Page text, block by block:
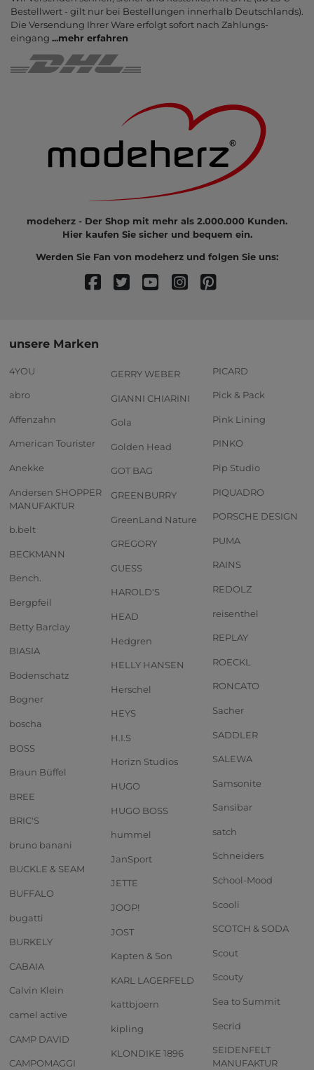
Bestell­wert - gilt nur bei Bestel­lungen inner­halb Deutsch­lands).
Die Ver­sendung Ihrer Ware er­folgt sofort nach Zahlungs­
eingang ...mehr erfahren
modeherz - Der Shop mit mehr als 2.000.000 Kunden.
Hier kaufen Sie sicher und bequem ein.
Werden Sie Fan von modeherz und folgen Sie uns:
unsere Marken
4YOU
abro
Affenzahn
American Tourister
Anekke
Andersen SHOPPER
MANUFAKTUR
b.belt
BECKMANN
Bench.
Bergpfeil
Betty Barclay
BIASIA
Bodenschatz
Bogner
boscha
BOSS
Braun Büffel
BREE
BRIC'S
bruno banani
BUCKLE & SEAM
BUFFALO
bugatti
BURKELY
CABAIA
Calvin Klein
camel active
CAMP DAVID
CAMPOMAGGI
GERRY WEBER
GIANNI CHIARINI
Gola
Golden Head
GOT BAG
GREENBURRY
GreenLand Nature
GREGORY
GUESS
HAROLD'S
HEAD
Hedgren
HELLY HANSEN
Herschel
HEYS
H.I.S
Horizn Studios
HUGO
HUGO BOSS
hummel
JanSport
JETTE
JOOP!
JOST
Kapten & Son
KARL LAGERFELD
kattbjoern
kipling
KLONDIKE 1896
PICARD
Pick & Pack
Pink Lining
PINKO
Pip Studio
PIQUADRO
PORSCHE DESIGN
PUMA
RAINS
REDOLZ
reisenthel
REPLAY
ROECKL
RONCATO
Sacher
SADDLER
SALEWA
Samsonite
Sansibar
satch
Schneiders
School-Mood
Scooli
SCOTCH & SODA
Scout
Scouty
Sea to Summit
Secrid
SEIDENFELT
MANUFAKTUR